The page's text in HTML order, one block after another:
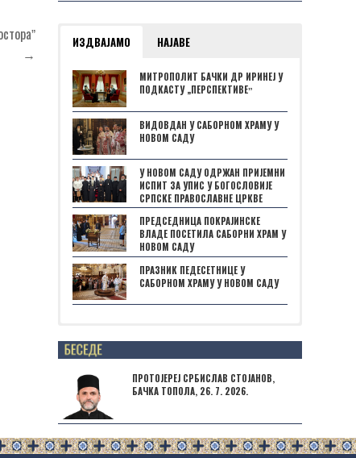
→
ИЗДВАЈАМО НАЈАВЕ
МИТРОПОЛИТ БАЧКИ ДР ИРИНЕЈ У
ПОДКАСТУ „ПЕРСПЕКТИВЕˮ
ВИДОВДАН У САБОРНОМ ХРАМУ У
НОВОМ САДУ
У НОВОМ САДУ ОДРЖАН ПРИЈЕМНИ
ИСПИТ ЗА УПИС У БОГОСЛОВИЈЕ
СРПСКЕ ПРАВОСЛАВНЕ ЦРКВЕ
ПРЕДСЕДНИЦА ПОКРАЈИНСКЕ
ВЛАДЕ ПОСЕТИЛА САБОРНИ ХРАМ У
НОВОМ САДУ
ПРАЗНИК ПЕДЕСЕТНИЦЕ У
САБОРНОМ ХРАМУ У НОВОМ САДУ
Posts not found
ПРОТОЈЕРЕЈ СРБИСЛАВ СТОЈАНОВ,
БАЧКА ТОПОЛА, 26. 7. 2026.